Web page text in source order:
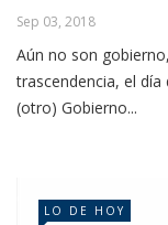
Sep 03, 2018
Aún no son
trascendencia, el
(otro) Gobierno...
LO DE HOY